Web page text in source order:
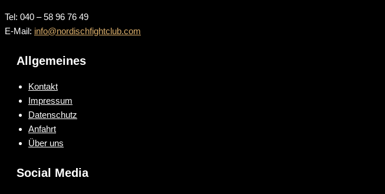
Tel: 040 – 58 96 76 49
E-Mail: info@nordischfightclub.com
Allgemeines
Kontakt
Impressum
Datenschutz
Anfahrt
Über uns
Social Media